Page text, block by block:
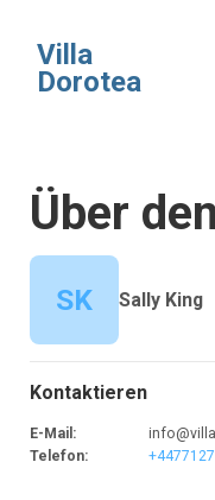
Villa
Dorotea
Über
SK Sally King
Kontaktieren
E-Mail :
Telefon: